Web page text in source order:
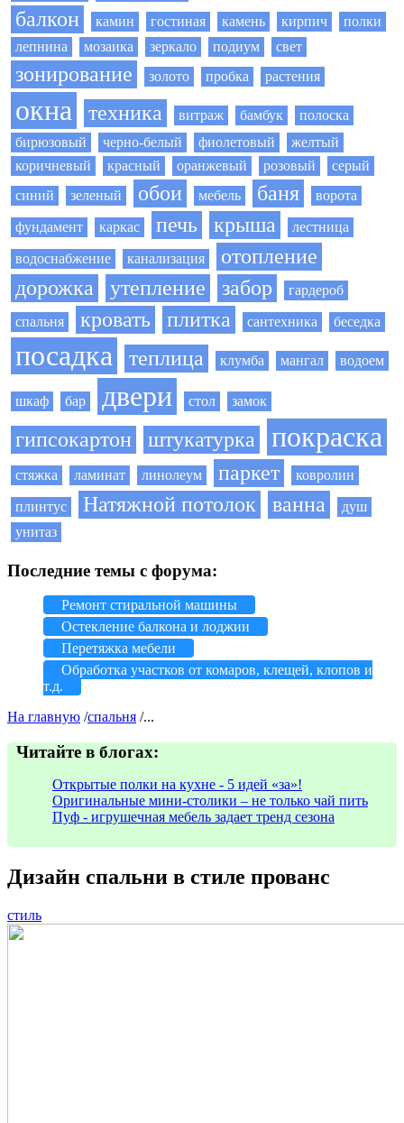
балкон
камин гостиная камень кирпич
полки
лепнина
мозаика зеркало подиум свет
зонирование золото пробка растения
окна техника витраж бамбук
полоска
бирюзовый
черно-белый фиолетовый
желтый
коричневый
красный оранжевый розовый
серый
синий
зеленый обои мебель баня ворота
фундамент каркас печь крыша лестница
водоснабжение канализация
отопление
дорожка
утепление забор гардероб
спальня кровать плитка сантехника беседка
посадка теплица клумба мангал водоем
шкаф бар двери стол замок
гипсокартон штукатурка покраска
стяжка ламинат линолеум паркет ковролин
плинтус Натяжной потолок ванна
душ
унитаз
Последние темы с форума:
Ремонт стиральной машины
Остекление балкона и лоджии
Перетяжка мебели
Обработка участков от комаров, клещей, клопов и
т.д.
На главную /спальня /...
Читайте в блогах:
Открытые полки на кухне - 5 идей «за»!
Оригинальные мини-столики – не только чай пить
Пуф - игрушечная мебель задает тренд сезона
Дизайн спальни в стиле прованс
стиль